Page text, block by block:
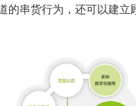
串货行为，还可以建